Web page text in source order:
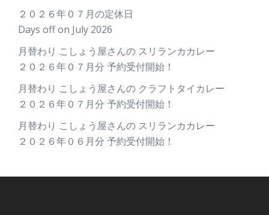
２０２６年０７月の定休日
Days off on July 2026
月替わり こしょう屋さんの スリランカカレー
２０２６年０７月分 予約受付開始！
月替わり こしょう屋さんの クラフトタイカレー
２０２６年０７月分 予約受付開始！
月替わり こしょう屋さんの スリランカカレー
２０２６年０６月分 予約受付開始！